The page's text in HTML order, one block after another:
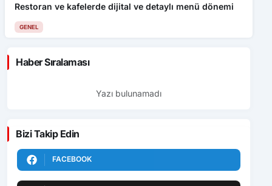
Restoran ve kafelerde dijital ve detaylı menü dönemi
GENEL
Haber Sıralaması
Yazı bulunamadı
Bizi Takip Edin
FACEBOOK